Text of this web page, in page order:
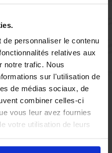
personnaliser le contenu
relatives aux
notre trafic. Nous
sur l'utilisation de
de médias sociaux, de
combiner celles-ci
vous leur avez fournies
votre utilisation de leurs
de votre expérience
AS DE PIC.
à tout